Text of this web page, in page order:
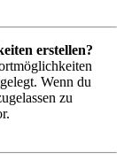
erstellen?
Wenn du
zu